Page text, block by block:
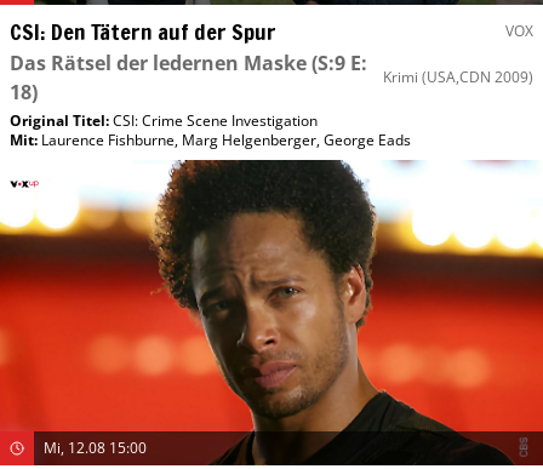
CSI: Den Tätern auf der Spur VOX
Das Rätsel der ledernen Maske(S:9 E:
18)
Krimi (USA,CDN 2009)
Original Titel:CSI: Crime Scene Investigation
Mit: Laurence Fishburne, Marg Helgenberger,George Eads
Mi, 12.08 15:00